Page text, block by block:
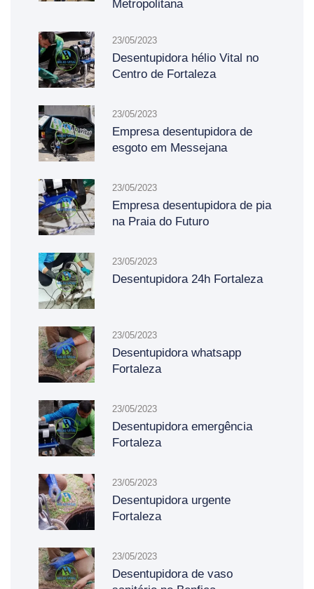
Metropolitana
23/05/2023
Desentupidora hélio Vital no
Centro de Fortaleza
23/05/2023
Empresa desentupidora de
esgoto em Messejana
23/05/2023
Empresa desentupidora de pia
na Praia do Futuro
23/05/2023
Desentupidora 24h Fortaleza
23/05/2023
Desentupidora whatsapp
Fortaleza
23/05/2023
Desentupidora emergência
Fortaleza
23/05/2023
Desentupidora urgente
Fortaleza
23/05/2023
Desentupidora de vaso